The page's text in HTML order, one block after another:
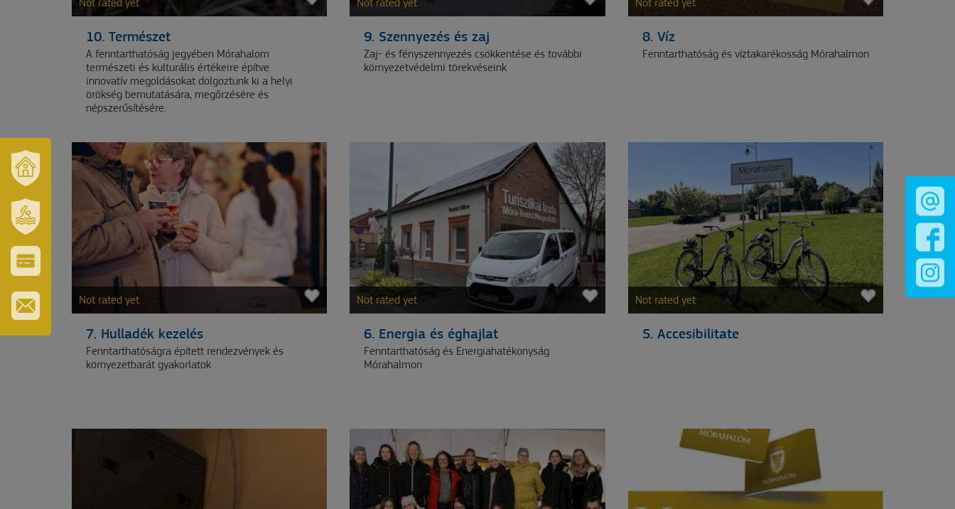
GRAD
I
REGION
ERZSÉBET
GYÓGYFÜRDŐ
ÉS
TURISZTIKAI
KÁRTYA
Not rated yet
10. Természet
A fenntarthatóság jegyében Mórahalom
természeti és kulturális értékeire építve
innovatív megoldásokat dolgoztunk ki a helyi
örökség bemutatására, megőrzésére és
népszerűsítésére.
Not rated yet
9. Szennyezés és zaj
Zaj- és fényszennyezés csökkentése és további
környezetvédelmi törekvéseink
Not rated yet
8. Víz
Fenntarthatóság és víztakarékosság Mórahalmon
Not rated yet
7. Hulladék kezelés
Fenntarthatóságra épített rendezvények és
környezetbarát gyakorlatok
Not rated yet
6. Energia és éghajlat
Fenntarthatóság és Energiahatékonyság
Mórahalmon
Not rated yet
5. Accesibilitate